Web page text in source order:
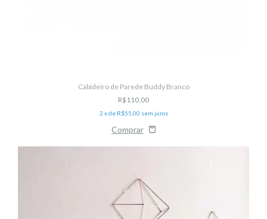
Cabideiro de Parede Buddy Branco
R$110,00
2 x de R$55,00 sem juros